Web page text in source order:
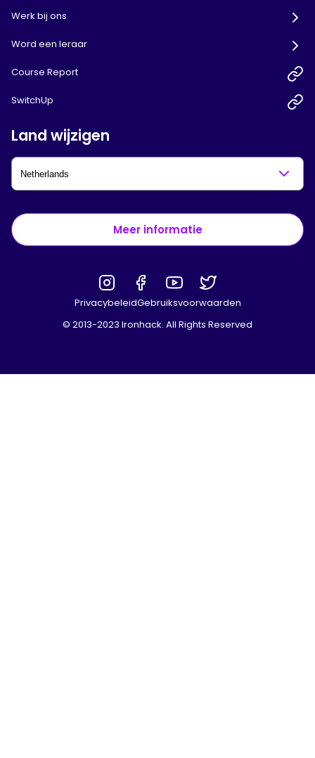
Werk bij ons
Word een leraar
Course Report
SwitchUp
Land wijzigen
Meer informatie
PrivacybeleidGebruiksvoorwaarden
© 2013-2023 Ironhack. All Rights Reserved